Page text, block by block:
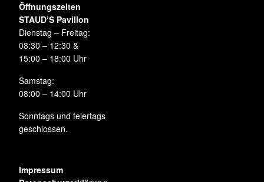
Öffnungszeiten
STAUD’S Pavillon
Dienstag – Freitag:
08:30 – 12:30 &
15:00 – 18:00 Uhr
Samstag:
08:00 – 14:00 Uhr
Sonntags und feiertags
geschlossen.
Impressum